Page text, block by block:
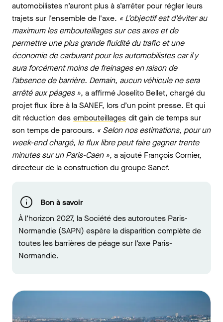
automobilistes n’auront plus à s’arrêter pour régler leurs
trajets sur l'ensemble de l'axe. « L’objectif est d’éviter au
maximum les embouteillages sur ces axes et de
permettre une plus grande fluidité du trafic et une
économie de carburant pour les automobilistes car il y
aura forcément moins de freinages en raison de
l’absence de barrière. Demain, aucun véhicule ne sera
arrêté aux péages », a affirmé Joselito Bellet, chargé du
projet flux libre à la SANEF, lors d’un point presse. Et qui
dit réduction des embouteillages dit gain de temps sur
son temps de parcours. « Selon nos estimations, pour un
week-end chargé, le flux libre peut faire gagner trente
minutes sur un Paris-Caen », a ajouté François Cornier,
directeur de la construction du groupe Sanef.
Bon à savoir
À l’horizon 2027, la Société des autoroutes Paris-
Normandie (SAPN) espère la disparition complète de
toutes les barrières de péage sur l’axe Paris-
Normandie.